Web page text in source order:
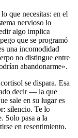
que necesitas: en el
nervioso lo
algo implica
que se programó
una incomodidad
no distingue entre
abandonarme».
se dispara. Esa
decir — la que
sale en su lugar es
silencio. Te lo
Solo pasa a la
en resentimiento.